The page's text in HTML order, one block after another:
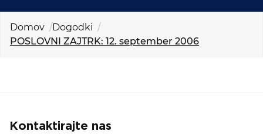
O NAS
KOLEDAR DOGODKOV
Domov
Dogodki
POSLOVNI ZAJTRK: 12. september 2006
Kontaktirajte nas